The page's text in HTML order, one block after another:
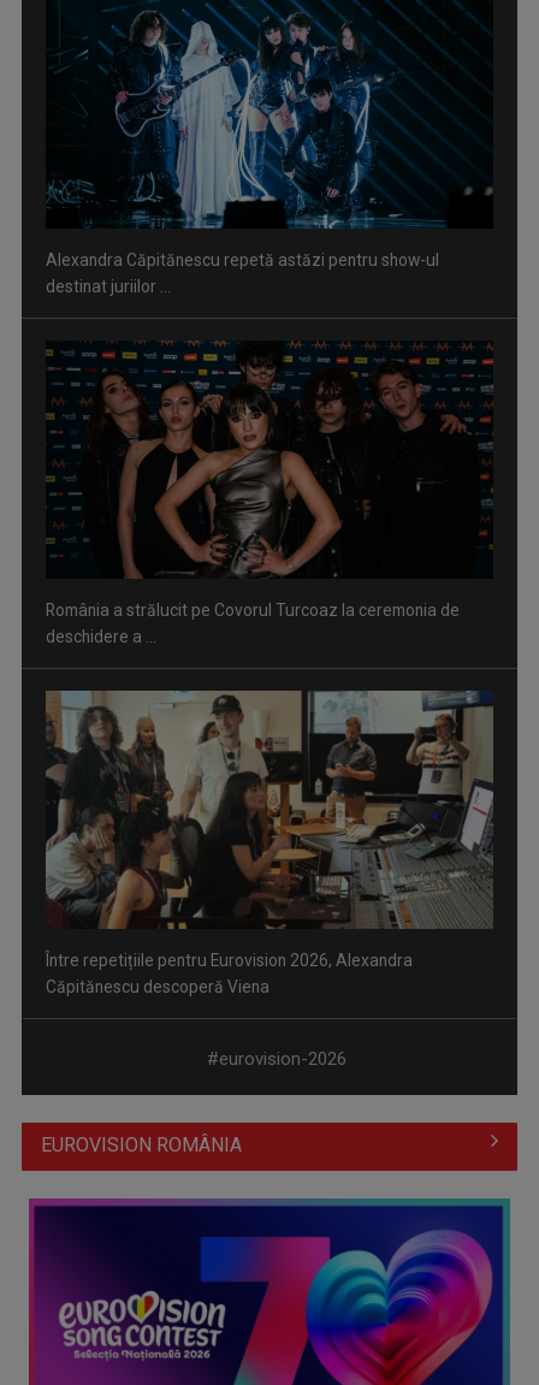
Alexandra Căpitănescu repetă astăzi pentru show-ul
destinat juriilor ...
România a strălucit pe Covorul Turcoaz la ceremonia de
deschidere a ...
Între repetițiile pentru Eurovision 2026, Alexandra
Căpitănescu descoperă Viena
Alexandra Căpitănescu, prima repetiție pe scena Eurovision
2026
#eurovision-2026
EUROVISION ROMÂNIA